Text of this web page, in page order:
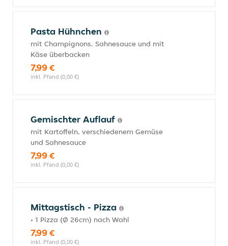
Pasta Hühnchen
mit Champignons, Sahnesauce und mit
Käse überbacken
7,99 €
inkl. Pfand (0,00 €)
Gemischter Auflauf
mit Kartoffeln, verschiedenem Gemüse
und Sahnesauce
7,99 €
inkl. Pfand (0,00 €)
Mittagstisch - Pizza
• 1 Pizza (Ø 26cm) nach Wahl
7,99 €
inkl. Pfand (0,00 €)